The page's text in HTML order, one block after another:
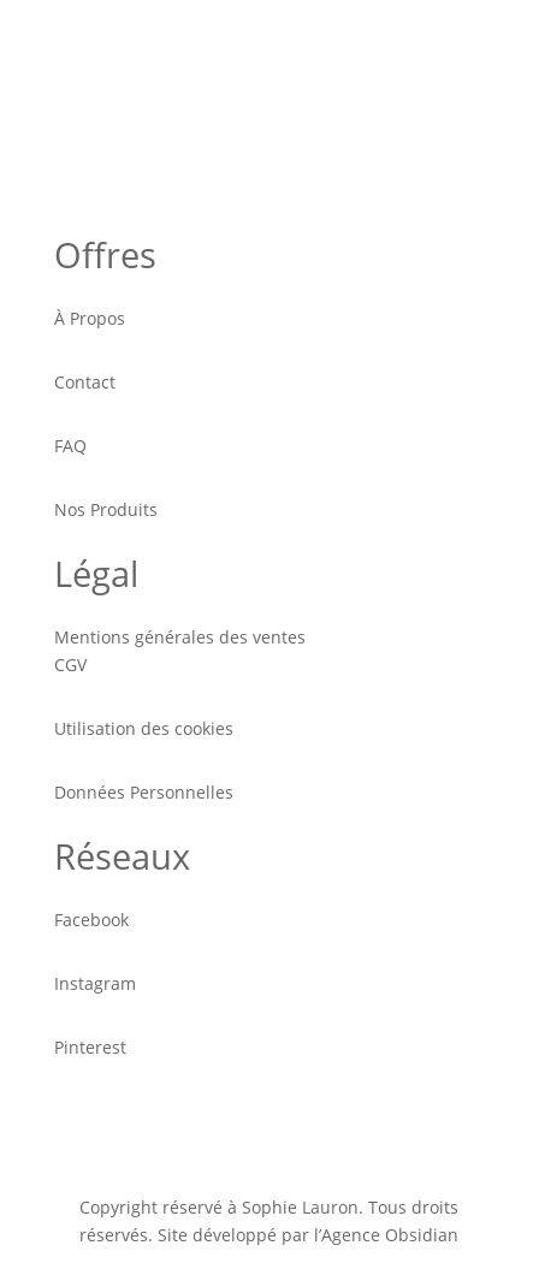
Offres
À Propos
Contact
FAQ
Nos Produits
Légal
Mentions générales des ventes
CGV
Utilisation des cookies
Données Personnelles
Réseaux
Facebook
Instagram
Pinterest
Copyright réservé à Sophie Lauron. Tous droits
réservés. Site développé par l’Agence Obsidian